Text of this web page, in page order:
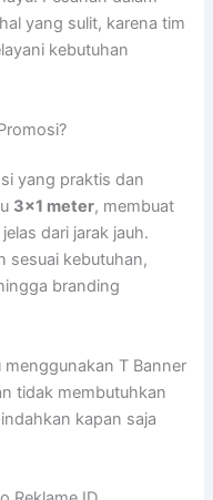
yang sulit, karena tim
kebutuhan
yang praktis dan
3×1 meter, membuat
dari jarak jauh.
sesuai kebutuhan,
branding
T Banner
tidak membutuhkan
kapan saja